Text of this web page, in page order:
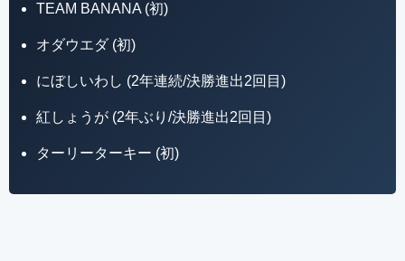
TEAM BANANA (初)
オダウエダ (初)
にぼしいわし (2年連続/決勝進出2回目)
紅しょうが (2年ぶり/決勝進出2回目)
ターリーターキー (初)